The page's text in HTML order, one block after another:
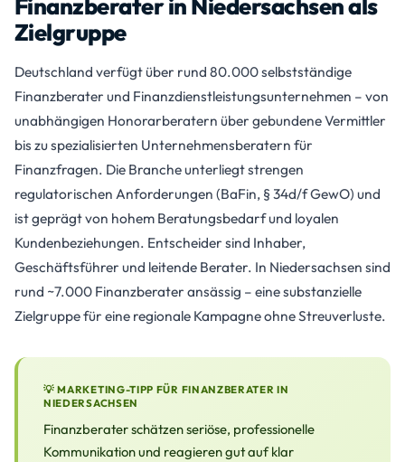
Zielgruppe
Deutschland verfügt über rund 80.000 selbstständige
Finanzberater und Finanzdienstleistungsunternehmen – von
unabhängigen Honorarberatern über gebundene Vermittler
bis zu spezialisierten Unternehmensberatern für
Finanzfragen. Die Branche unterliegt strengen
regulatorischen Anforderungen (BaFin, § 34d/f GewO) und
ist geprägt von hohem Beratungsbedarf und loyalen
Kundenbeziehungen. Entscheider sind Inhaber,
Geschäftsführer und leitende Berater. In Niedersachsen sind
rund ~7.000 Finanzberater ansässig – eine substanzielle
Zielgruppe für eine regionale Kampagne ohne Streuverluste.
💡 MARKETING-TIPP FÜR FINANZBERATER IN
NIEDERSACHSEN
Finanzberater schätzen seriöse, professionelle
Kommunikation und reagieren gut auf klar